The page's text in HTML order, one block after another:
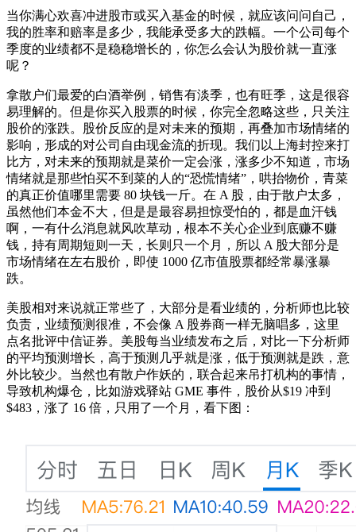
当你满心欢喜冲进股市或买入基金的时候，就应该问问自己，
我的胜率和赔率是多少，我能承受多大的跌幅。一个公司每个
季度的业绩都不是稳稳增长的，你怎么会认为股价就一直涨
呢？
拿散户们最爱的白酒举例，销售有淡季，也有旺季，这是很容
易理解的。但是你买入股票的时候，你完全忽略这些，只关注
股价的涨跌。股价反应的是对未来的预期，再叠加市场情绪的
影响，形成的对公司自由现金流的折现。我们以上海封控来打
比方，对未来的预期就是菜价一定会涨，涨多少不知道，市场
情绪就是那些怕买不到菜的人的“恐慌情绪”，哄抬物价，青菜
的真正价值哪里需要 80 块钱一斤。在 A 股，由于散户太多，
虽然他们本金不大，但是是最容易担惊受怕的，都是血汗钱
啊，一有什么消息就风吹草动，根本不关心企业到底赚不赚
钱，持有周期短则一天，长则只一个月，所以 A 股大部分是
市场情绪在左右股价，即使 1000 亿市值股票都经常暴涨暴
跌。
美股相对来说就正常些了，大部分是看业绩的，分析师也比较
负责，业绩预测很准，不会像 A 股券商一样无脑唱多，这里
点名批评中信证券。美股每当业绩发布之后，对比一下分析师
的平均预测增长，高于预测几乎就是涨，低于预测就是跌，意
外比较少。当然也有散户作妖的，联合起来吊打机构的事情，
导致机构爆仓，比如游戏驿站 GME 事件，股价从$19 冲到
$483，涨了 16 倍，只用了一个月，看下图：